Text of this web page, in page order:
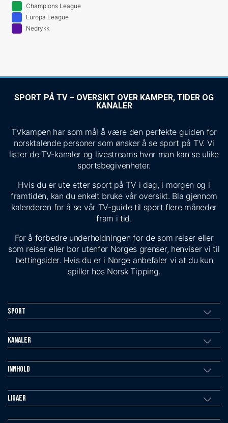
Champions League
Europa League
Nedrykk
SPORT PÅ TV – OVERSIKT OVER KAMPER, TIDER OG
KANALER
TVkampen har som mål å være den perfekte guiden for
norsktalende personer som ønsker å se sport på TV. Vi
lister de TV-kanaler og livestreams hvor man kan se ulike
sportsbegivenheter.
Hvis du er ute etter sport på TV i dag, i morgen og i
framtiden, kan du enkelt bruke vår oversikt. Bla gjennom
kalenderen for å se vår TV-guide til sport flere måneder
fram i tid.
For å forbedre underholdningen for de som reiser eller
som reiser eller bor utenfor Norges grenser, henviser vi til
bettingsider. Hvis du er i Norge anbefaler vi at du kun
spiller hos Norsk Tipping.
Sport
Kanaler
Innhold
Ligaer